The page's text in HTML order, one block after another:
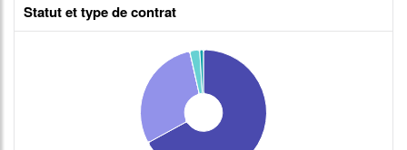
Statut et type de contrat